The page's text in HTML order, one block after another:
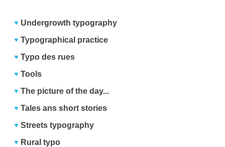
Undergrowth typography
Typographical practice
Typo des rues
Tools
The picture of the day...
Tales ans short stories
Streets typography
Rural typo